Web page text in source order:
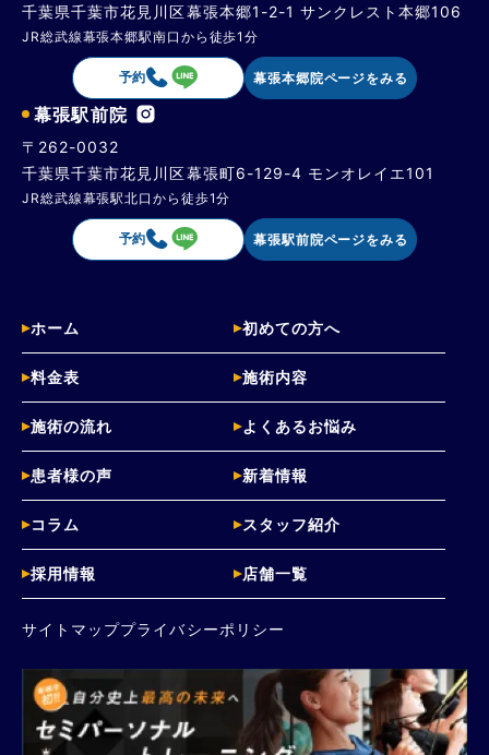
千葉県千葉市花見川区幕張本郷1-2-1 サンクレスト本郷106
JR総武線幕張本郷駅南口から徒歩1分
予約 幕張本郷院ページをみる
幕張駅前院
〒262-0032
千葉県千葉市花見川区幕張町6-129-4 モンオレイエ101
JR総武線幕張駅北口から徒歩1分
予約 幕張駅前院ページをみる
ホーム 初めての方へ
料金表 施術内容
施術の流れ よくあるお悩み
患者様の声 新着情報
コラム スタッフ紹介
採用情報 店舗一覧
サイトマッププライバシーポリシー